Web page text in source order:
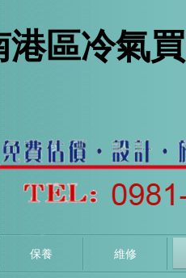
港區冷氣
保養 維修